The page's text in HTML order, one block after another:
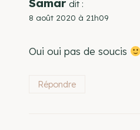
Samar dit :
8 août 2020 à 21h09
Oui oui pas de soucis
Répondre